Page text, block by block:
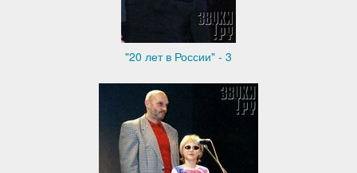
"20 лет в России" - 3